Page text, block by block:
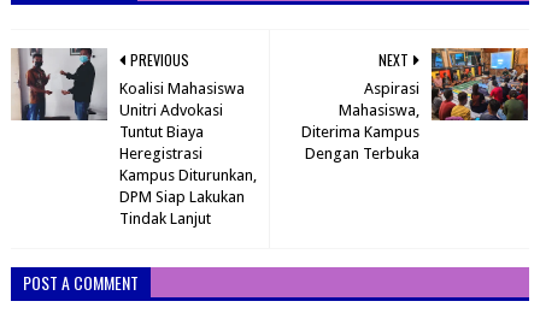
NEXT
Aspirasi
Mahasiswa,
Diterima Kampus
Dengan Terbuka
PREVIOUS
Koalisi Mahasiswa
Unitri Advokasi
Tuntut Biaya
Heregistrasi
Kampus Diturunkan,
DPM Siap Lakukan
Tindak Lanjut
POST A COMMENT